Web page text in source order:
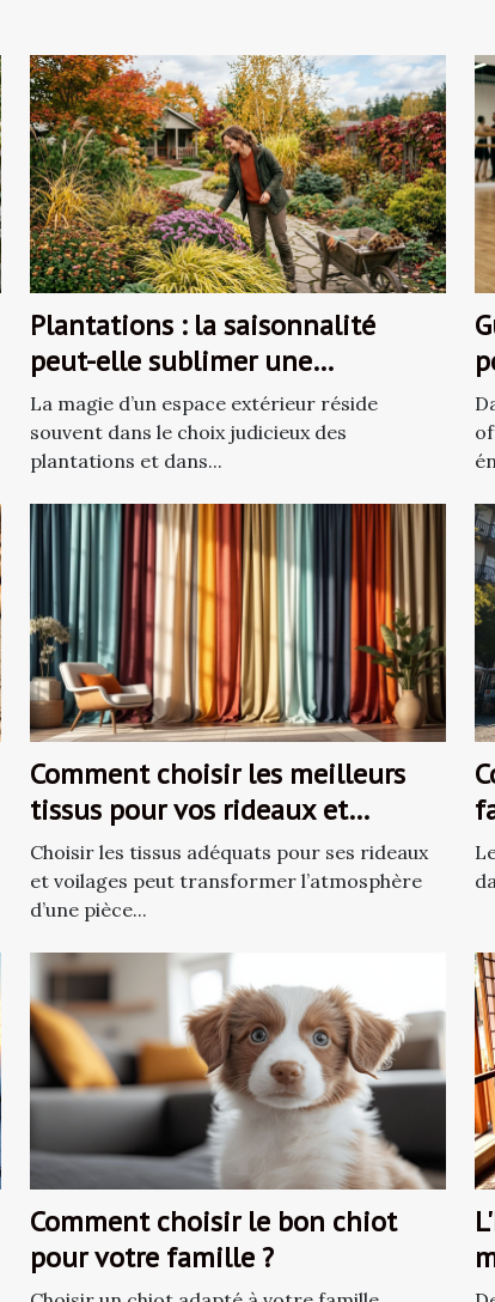
Plantations : la saisonnalité
peut-elle sublimer une
réalisation paysagère ?
La magie d’un espace extérieur réside
souvent dans le choix judicieux des
plantations et dans...
Comment choisir les meilleurs
tissus pour vos rideaux et
voilages ?
Choisir les tissus adéquats pour ses rideaux
et voilages peut transformer l’atmosphère
d’une pièce...
Comment choisir le bon chiot
pour votre famille ?